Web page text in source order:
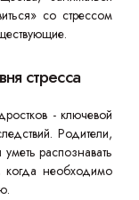
со стрессом
стресса
- ключевой
Родители,
распознавать
когда необходимо